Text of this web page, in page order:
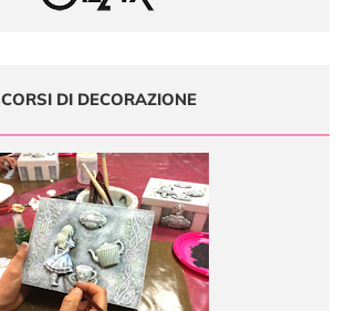
CORSI DI DECORAZIONE